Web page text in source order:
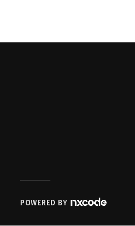
POWERED BY